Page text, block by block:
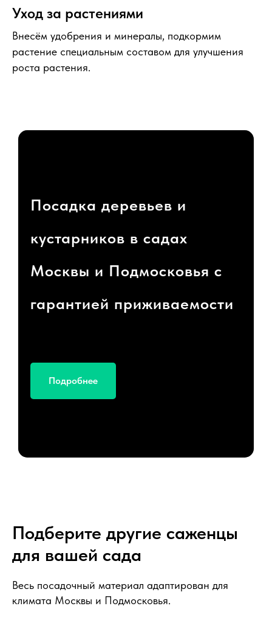
Уход за растениями
Внесём удобрения и минералы, подкормим
растение специальным составом для улучшения
роста растения.
Посадка деревьев и
кустарников в садах
Москвы и Подмосковья с
гарантией приживаемости
Подробнее
Подберите другие саженцы
для вашей сада
Весь посадочный материал адаптирован для
климата Москвы и Подмосковья.